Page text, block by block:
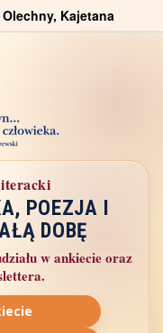
Kajetana
POEZJA I
DOBĘ
w ankiecie oraz